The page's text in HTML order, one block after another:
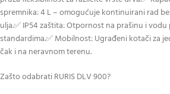
spremnika: 4 L – omogućuje kontinuirani rad
ulja.✅ IP54 zaštita: Otpornost na prašinu i
standardima.✅ Mobilnost: Ugrađeni kotači za
čak i na neravnom terenu.
Zašto odabrati RURIS DLV 900?